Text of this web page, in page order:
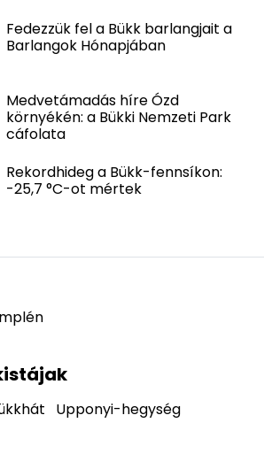
Fedezzük fel a Bükk barlangjait a
Barlangok Hónapjában
Medvetámadás híre Ózd
környékén: a Bükki Nemzeti Park
cáfolata
Rekordhideg a Bükk-fennsíkon:
-25,7 °C-ot mértek
Upponyi-hegység